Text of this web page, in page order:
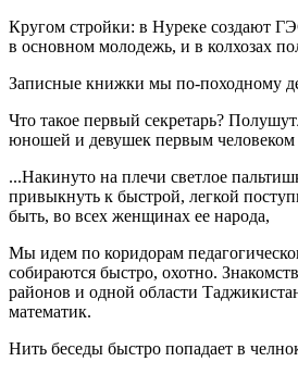
Кругом стройки: в Нуреке создают
в основном молодежь, и в колхозах
Записные книжки мы по-походному
Что такое первый секретарь?
юношей и девушек первым человеком
...Накинуто на плечи светлое
привыкнуть к быстрой, легкой
быть, во всех женщинах ее народа,
Мы идем по коридорам
собираются быстро, охотно.
районов и одной области
математик.
Нить беседы быстро попадает в